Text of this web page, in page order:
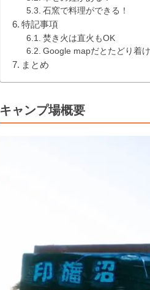
石窯で料理ができる！
特記事項
焚き火は直火もOK
Google mapだとたどり着
まとめ
キャンプ場概要